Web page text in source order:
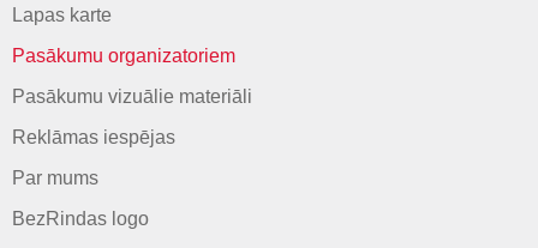
Lapas karte
Pasākumu organizatoriem
Pasākumu vizuālie materiāli
Reklāmas iespējas
Par mums
BezRindas logo